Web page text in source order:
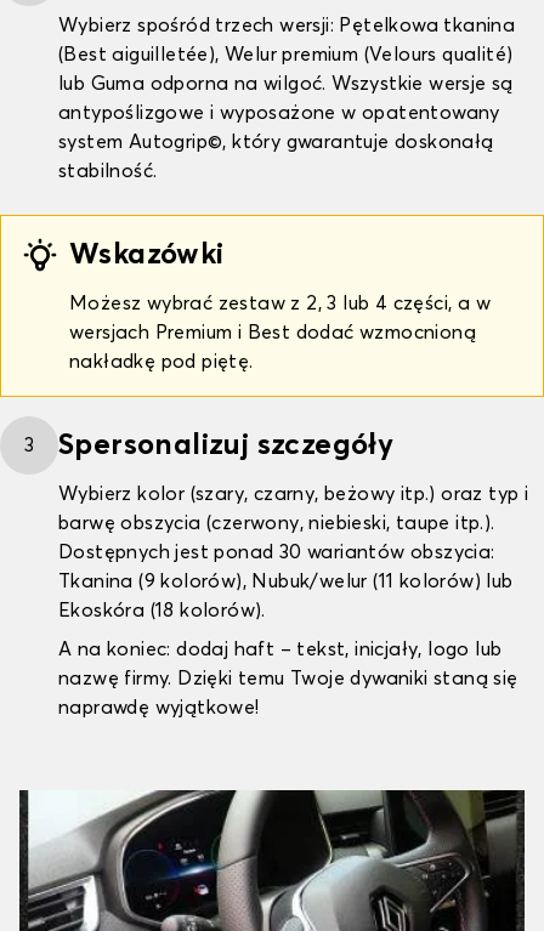
Wybierz spośród trzech wersji: Pętelkowa tkanina
(Best aiguilletée), Welur premium (Velours qualité)
lub Guma odporna na wilgoć. Wszystkie wersje są
antypoślizgowe i wyposażone w opatentowany
system Autogrip©, który gwarantuje doskonałą
stabilność.
Wskazówki
Możesz wybrać zestaw z 2, 3 lub 4 części, a w
wersjach Premium i Best dodać wzmocnioną
nakładkę pod piętę.
3 Spersonalizuj szczegóły
Wybierz kolor (szary, czarny, beżowy itp.) oraz typ i
barwę obszycia (czerwony, niebieski, taupe itp.).
Dostępnych jest ponad 30 wariantów obszycia:
Tkanina (9 kolorów), Nubuk/welur (11 kolorów) lub
Ekoskóra (18 kolorów).
A na koniec: dodaj haft – tekst, inicjały, logo lub
nazwę firmy. Dzięki temu Twoje dywaniki staną się
naprawdę wyjątkowe!